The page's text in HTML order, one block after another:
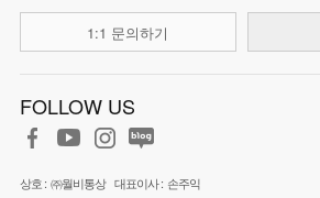
1:1 문의하기
FOLLOW US
상호 : ㈜월비통상 대표이사 : 손주익